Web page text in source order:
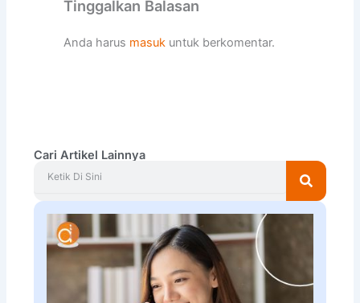
Tinggalkan Balasan
Anda harus masukuntuk berkomentar.
Cari Artikel Lainnya